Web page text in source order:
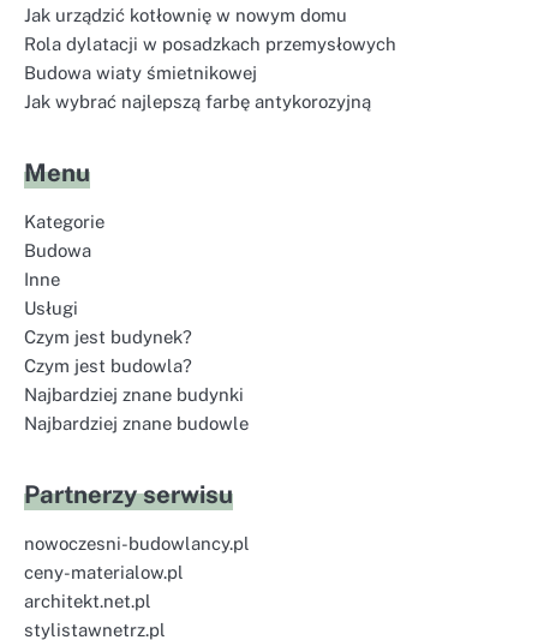
Jak urządzić kotłownię w nowym domu
Rola dylatacji w posadzkach przemysłowych
Budowa wiaty śmietnikowej
Jak wybrać najlepszą farbę antykorozyjną
Menu
Kategorie
Budowa
Inne
Usługi
Czym jest budynek?
Czym jest budowla?
Najbardziej znane budynki
Najbardziej znane budowle
Partnerzy serwisu
nowoczesni-budowlancy.pl
ceny-materialow.pl
architekt.net.pl
stylistawnetrz.pl